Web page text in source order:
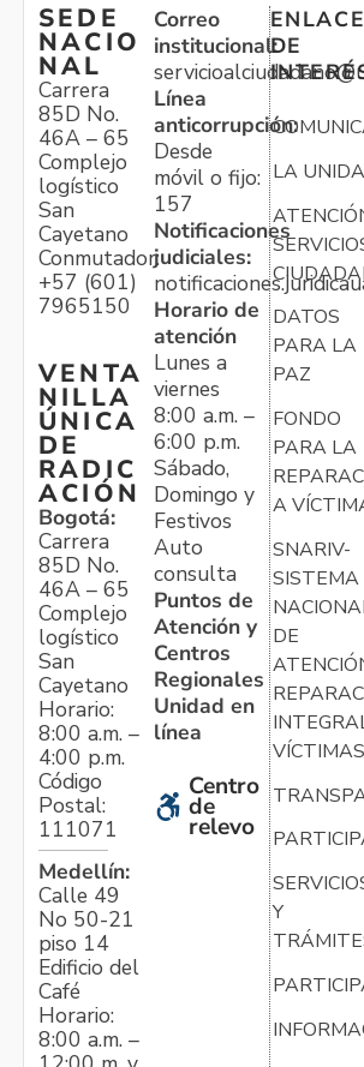
SEDE
NACIO
NAL
Carrera
85D No.
46A – 65
Complejo
logístico
San
Cayetano
Conmutador:
+57 (601)
7965150
VENTA
NILLA
ÚNICA
DE
RADIC
ACIÓN
Bogotá:
Carrera
85D No.
46A – 65
Complejo
logístico
San
Cayetano
Horario:
8:00 a.m. –
4:00 p.m.
Código
Postal:
111071
Medellín:
Calle 49
No 50-21
piso 14
Edificio del
Café
Horario:
8:00 a.m. –
Correo
institucional:
Línea
anticorrupción:
Desde
móvil o fijo:
157
Notificaciones
judiciales:
Horario de
atención
Lunes a
viernes
8:00 a.m. –
6:00 p.m.
Sábado,
Domingo y
Festivos
Auto
consulta
Puntos de
Atención y
Centros
Regionales
Unidad en
línea
Centro
de
relevo
DE
LA
DATOS
PARA LA
PAZ
FONDO
PARA LA
A
SNARIV-
SISTEMA
DE
VÍCTIMAS
Y